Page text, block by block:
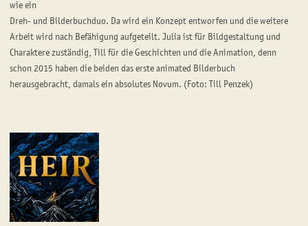
wie ein
Dreh- und Bilderbuchduo. Da wird ein Konzept entworfen und die weitere
Arbeit wird nach Befähigung aufgeteilt. Julia ist für Bildgestaltung und
Charaktere zuständig, Till für die Geschichten und die Animation, denn
schon 2015 haben die beiden das erste animated Bilderbuch
herausgebracht, damals ein absolutes Novum. (Foto: Till Penzek)